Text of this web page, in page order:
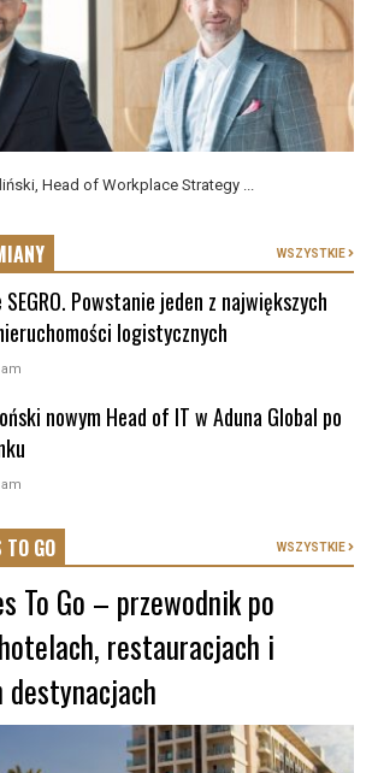
Head of Workplace Strategy ...
WSZYSTKIE
Powstanie jeden z największych
logistycznych
nowym Head of IT w Aduna Global po
GO WSZYSTKIE
To Go – przewodnik po
restauracjach i